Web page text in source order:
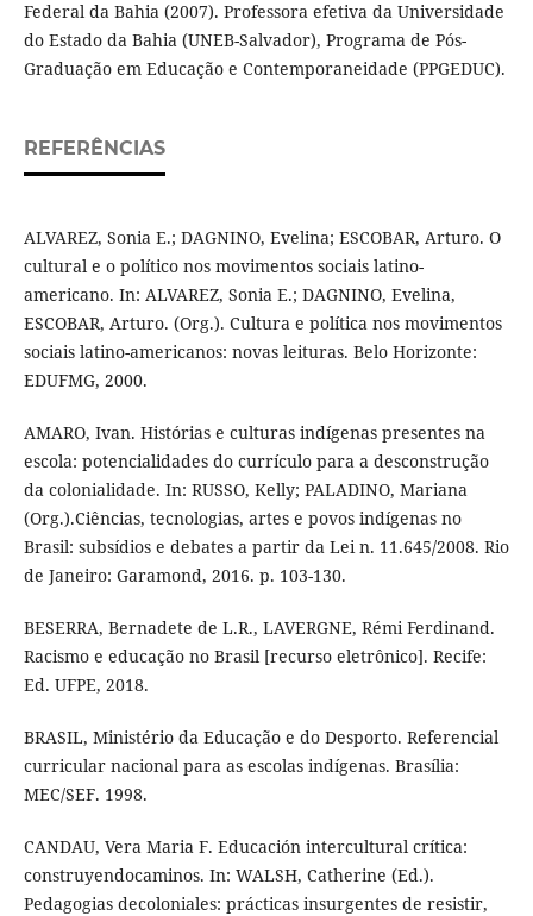
Federal da Bahia (2007). Professora efetiva da Universidade
do Estado da Bahia (UNEB-Salvador), Programa de Pós-
Graduação em Educação e Contemporaneidade (PPGEDUC).
REFERÊNCIAS
ALVAREZ, Sonia E.; DAGNINO, Evelina; ESCOBAR, Arturo. O
cultural e o político nos movimentos sociais latino-
americano. In: ALVAREZ, Sonia E.; DAGNINO, Evelina,
ESCOBAR, Arturo. (Org.). Cultura e política nos movimentos
sociais latino-americanos: novas leituras. Belo Horizonte:
EDUFMG, 2000.
AMARO, Ivan. Histórias e culturas indígenas presentes na
escola: potencialidades do currículo para a desconstrução
da colonialidade. In: RUSSO, Kelly; PALADINO, Mariana
(Org.).Ciências, tecnologias, artes e povos indígenas no
Brasil: subsídios e debates a partir da Lei n. 11.645/2008. Rio
de Janeiro: Garamond, 2016. p. 103-130.
BESERRA, Bernadete de L.R., LAVERGNE, Rémi Ferdinand.
Racismo e educação no Brasil [recurso eletrônico]. Recife:
Ed. UFPE, 2018.
BRASIL, Ministério da Educação e do Desporto. Referencial
curricular nacional para as escolas indígenas. Brasília:
MEC/SEF. 1998.
CANDAU, Vera Maria F. Educación intercultural crítica:
construyendocaminos. In: WALSH, Catherine (Ed.).
Pedagogias decoloniales: prácticas insurgentes de resistir,